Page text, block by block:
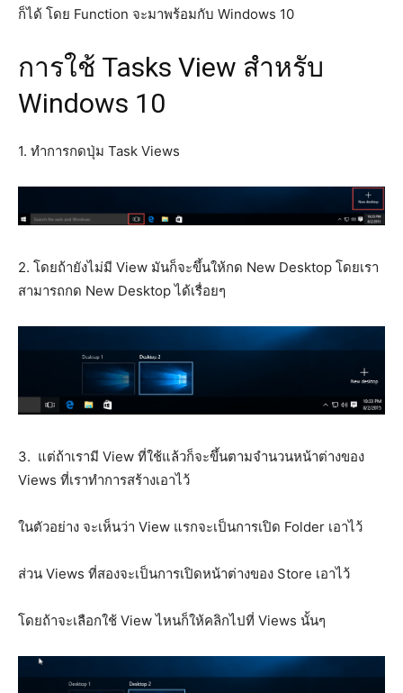
ก็ได้ โดย Function จะมาพร้อมกับ Windows 10
การใช้ Tasks View สำหรับ
Windows 10
1. ทำการกดปุ่ม Task Views
2. โดยถ้ายังไม่มี View มันก็จะขึ้นให้กด New Desktop โดยเรา
สามารถกด New Desktop ได้เรื่อยๆ
3. แต่ถ้าเรามี View ที่ใช้แล้วก็จะขึ้นตามจำนวนหน้าต่างของ
Views ที่เราทำการสร้างเอาไว้
ในตัวอย่าง จะเห็นว่า View แรกจะเป็นการเปิด Folder เอาไว้
ส่วน Views ที่สองจะเป็นการเปิดหน้าต่างของ Store เอาไว้
โดยถ้าจะเลือกใช้ View ไหนก็ให้คลิกไปที่ Views นั้นๆ